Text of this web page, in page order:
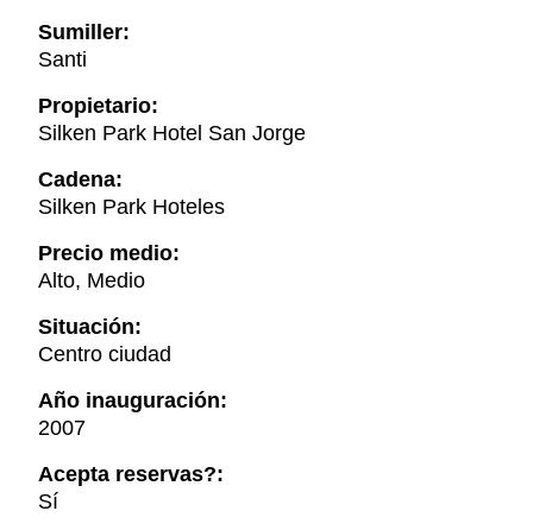
Sumiller:
Santi
Propietario:
Silken Park Hotel San Jorge
Cadena:
Silken Park Hoteles
Precio medio:
Alto, Medio
Situación:
Centro ciudad
Año inauguración:
2007
Acepta reservas?:
Sí